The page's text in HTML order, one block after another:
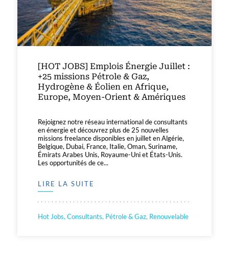
[HOT JOBS] Emplois Énergie Juillet :
+25 missions Pétrole & Gaz,
Hydrogène & Éolien en Afrique,
Europe, Moyen-Orient & Amériques
Rejoignez notre réseau international de consultants
en énergie et découvrez plus de 25 nouvelles
missions freelance disponibles en juillet en Algérie,
Belgique, Dubai, France, Italie, Oman, Suriname,
Émirats Arabes Unis, Royaume-Uni et États-Unis.
Les opportunités de ce...
LIRE LA SUITE
Hot Jobs, Consultants, Pétrole & Gaz, Renouvelable